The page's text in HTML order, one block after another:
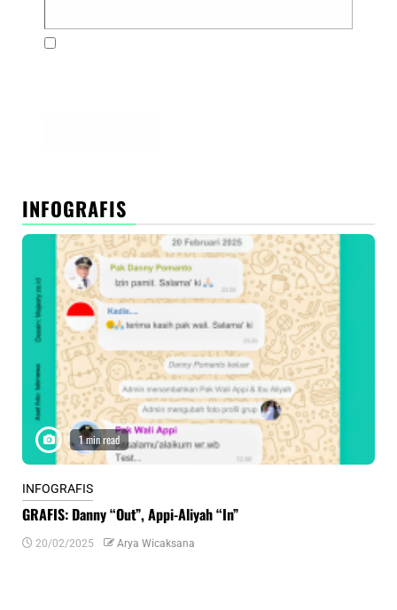
INFOGRAFIS
1 min read
INFOGRAFIS
GRAFIS: Danny “Out”, Appi-Aliyah “In”
20/02/2025 Arya Wicaksana